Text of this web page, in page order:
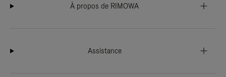
À propos de RIMOWA
Assistance